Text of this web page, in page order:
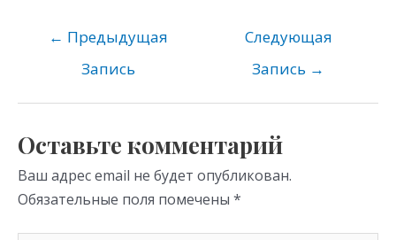
o
kl
as
ni
ki
gr
a
m p
← Предыдущая
Запись
Следующая
Запись →
Оставьте комментарий
Ваш адрес email не будет опубликован.
Обязательные поля помечены *